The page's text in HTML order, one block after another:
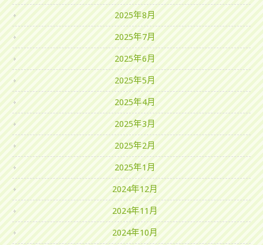
2025年8月
2025年7月
2025年6月
2025年5月
2025年4月
2025年3月
2025年2月
2025年1月
2024年12月
2024年11月
2024年10月